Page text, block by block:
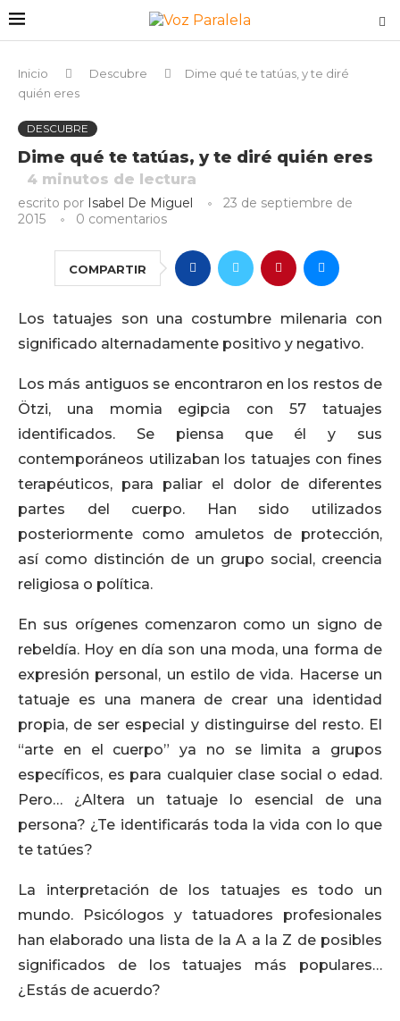
Inicio Descubre
Dime qué te tatúas, y te diré
quién eres
DESCUBRE
Dime qué te tatúas, y te diré quién eres
4 minutos de lectura
escrito por Isabel De Miguel
23 de septiembre de
2015
0 comentarios
COMPARTIR
Los tatuajes son una costumbre milenaria con
significado alternadamente positivo y negativo.
Los más antiguos se encontraron en los restos de
Ötzi, una momia egipcia con 57 tatuajes
identificados. Se piensa que él y sus
contemporáneos utilizaban los tatuajes con fines
terapéuticos, para paliar el dolor de diferentes
partes del cuerpo. Han sido utilizados
posteriormente como amuletos de protección,
así como distinción de un grupo social, creencia
religiosa o política.
En sus orígenes comenzaron como un signo de
rebeldía. Hoy en día son una moda, una forma de
expresión personal, un estilo de vida. Hacerse un
tatuaje es una manera de crear una identidad
propia, de ser especial y distinguirse del resto. El
“arte en el cuerpo” ya no se limita a grupos
específicos, es para cualquier clase social o edad.
Pero… ¿Altera un tatuaje lo esencial de una
persona? ¿Te identificarás toda la vida con lo que
te tatúes?
La interpretación de los tatuajes es todo un
mundo. Psicólogos y tatuadores profesionales
han elaborado una lista de la A a la Z de posibles
significados de los tatuajes más populares…
¿Estás de acuerdo?